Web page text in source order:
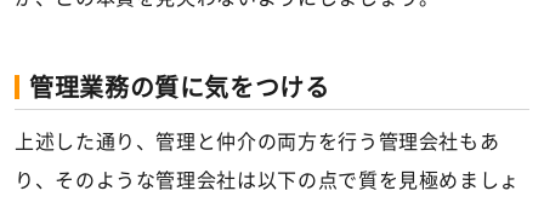
管理業務の質に気をつける
上述した通り、管理と仲介の両方を行う管理会社もあ
り、そのような管理会社は以下の点で質を見極めましょ